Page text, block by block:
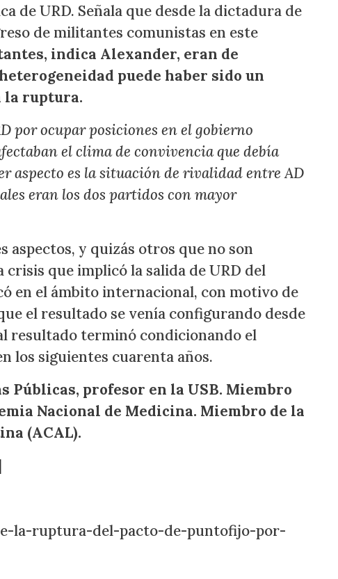
de URD. Señala que desde la dictadura de
de militantes comunistas en este
indica Alexander, eran de
puede haber sido un
la ruptura.
por ocupar posiciones en el gobierno
el clima de convivencia que debía
aspecto es la situación de rivalidad entre AD
eran los dos partidos con mayor
aspectos, y quizás otros que no son
que implicó la salida de URD del
en el ámbito internacional, con motivo de
el resultado se venía configurando desde
resultado terminó condicionando el
los siguientes cuarenta años.
Públicas, profesor en la USB. Miembro
Nacional de Medicina. Miembro de la
(ACAL).
|
la-ruptura-del-pacto-de-puntofijo-por-